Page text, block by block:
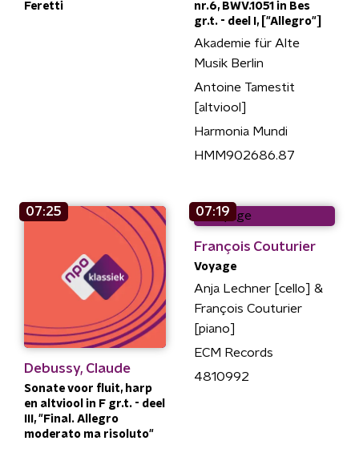
Feretti
nr.6, BWV.1051 in Bes
gr.t. - deel I, ["Allegro"]
Akademie für Alte
Musik Berlin
Antoine Tamestit
[altviool]
Harmonia Mundi
HMM902686.87
07:25
Debussy, Claude
Sonate voor fluit, harp
en altviool in F gr.t. - deel
III, "Final. Allegro
moderato ma risoluto"
07:19
François Couturier
Voyage
Anja Lechner [cello] &
François Couturier
[piano]
ECM Records
4810992